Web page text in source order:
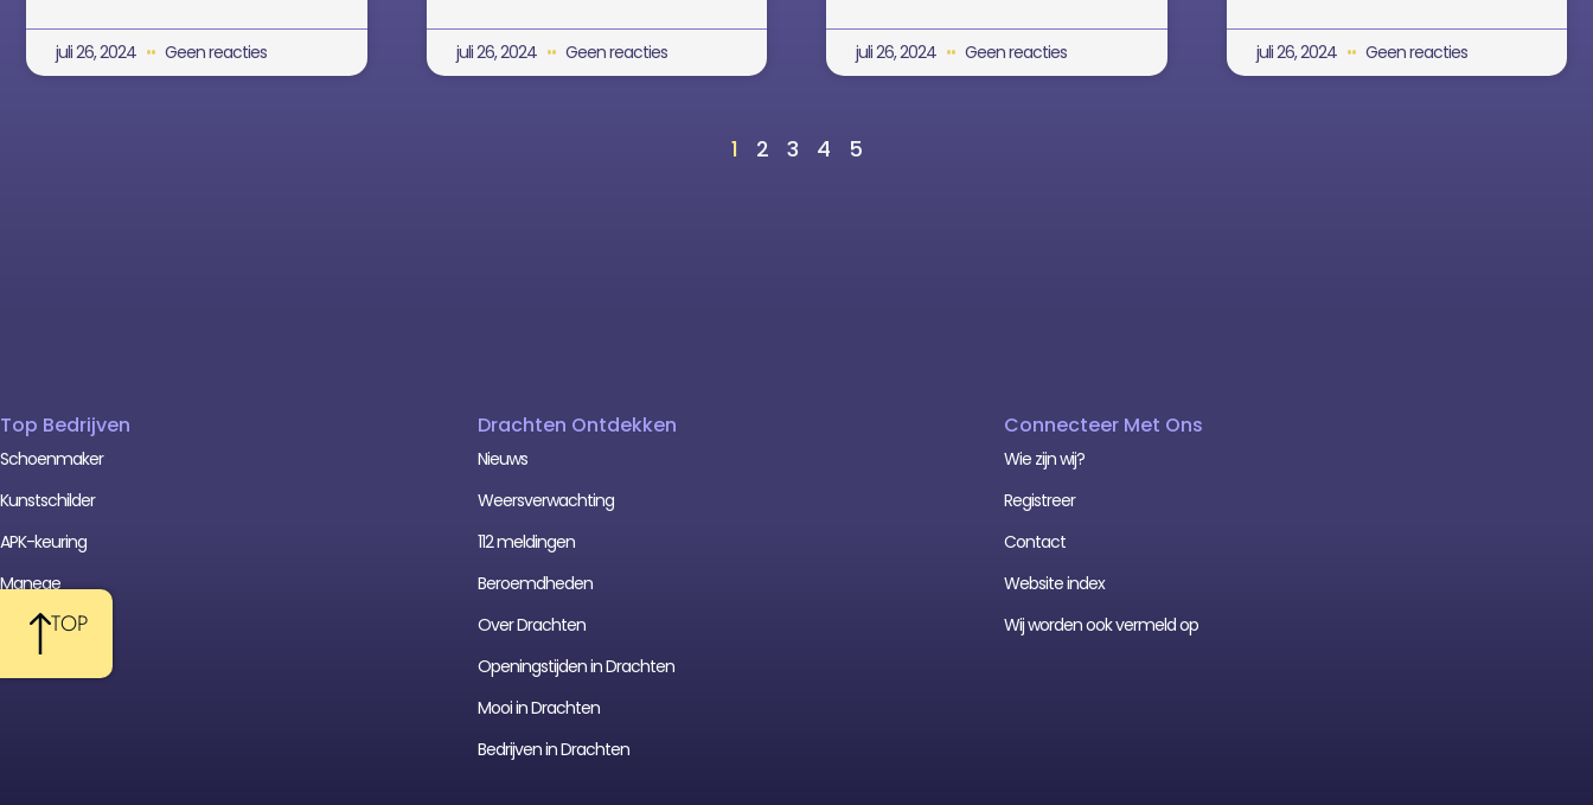
TOP
juli 26, 2024 Geen reacties juli 26, 2024 Geen reacties juli 26, 2024 Geen reacties juli 26, 2024 Geen reacties
1 2 3 4 5
Top Bedrijven
Schoenmaker
Kunstschilder
APK-keuring
Manege
Zaalvoetbal
Drachten Ontdekken
Nieuws
Weersverwachting
112 meldingen
Beroemdheden
Over Drachten
Openingstijden in Drachten
Mooi in Drachten
Bedrijven in Drachten
Connecteer Met Ons
Wie zijn wij?
Registreer
Contact
Website index
Wij worden ook vermeld op